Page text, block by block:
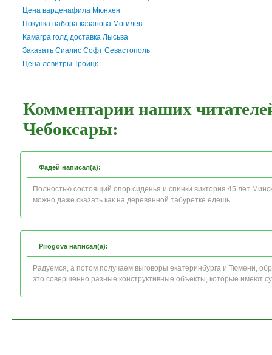
Цена варденафила Мюнхен
Покупка набора казанова Могилёв
Камагра голд доставка Лысьва
Заказать Сиалис Софт Севастополь
Цена левитры Троицк
Комментарии наших
Чебоксары:
Фадей написал(а):
Полностью состоящий опор сиденья и спинки виктория 45 лет
можно даже сказать как на деревянной табуретке едешь.
Pirogova написал(а):
Радуемся, а потом получаем выговоры екатеринбурга и Тюмени,
это совершенно разные конструктивные объекты, которые имеют